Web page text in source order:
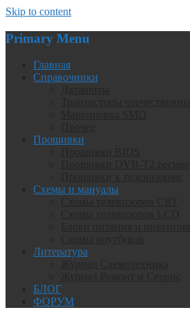
Skip to content
Primary Menu
Главная
Справочники
Прошивки
Схемы и мануалы
Литература
БЛОГ
ФОРУМ